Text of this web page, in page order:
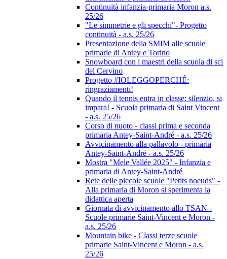
Continuità infanzia-primaria Moron a.s.
25/26
"Le simmetrie e gli specchi"- Progetto
continuità - a.s. 25/26
Presentazione della SMIM alle scuole
primarie di Antey e Torino
Snowboard con i maestri della scuola di sci
del Cervino
Progetto #IOLEGGOPERCHÉ:
ringraziamenti!
Quando il tennis entra in classe: silenzio, si
impara! - Scuola primaria di Saint Vincent
- a.s. 25/26
Corso di nuoto - classi prima e seconda
primaria Antey-Saint-André - a.s. 25/26
Avvicinamento alla pallavolo - primaria
Antey-Saint-André - a.s. 25/26
Mostra "Mele Vallée 2025" - Infanzia e
primaria di Antey-Saint-André
Rete delle piccole scuole "Petits noeuds" -
Alla primaria di Moron si sperimenta la
didattica aperta
Giornata di avvicinamento allo TSAN -
Scuole primarie Saint-Vincent e Moron -
a.s. 25/26
Mountain bike - Classi terze scuole
primarie Saint-Vincent e Moron - a.s.
25/26